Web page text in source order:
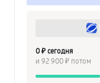
0 ₽ сегодня
и 92 900 ₽ потом